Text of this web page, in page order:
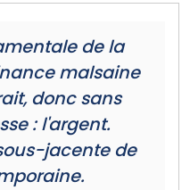
de la
malsaine
donc sans
: l'argent.
jacente de